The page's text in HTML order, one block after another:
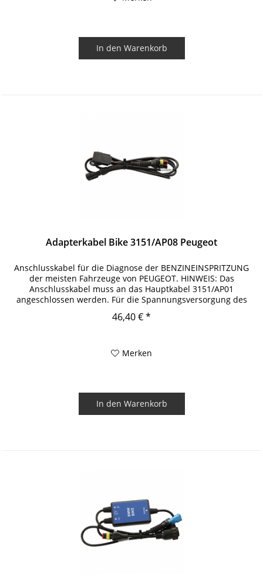
In den Warenkorb
Adapterkabel Bike 3151/AP08 Peugeot
Anschlusskabel für die Diagnose der BENZINEINSPRITZUNG
der meisten Fahrzeuge von PEUGEOT. HINWEIS: Das
Anschlusskabel muss an das Hauptkabel 3151/AP01
angeschlossen werden. Für die Spannungsversorgung des
Gerätes den...
46,40 € *
Merken
In den Warenkorb